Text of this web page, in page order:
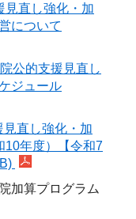
見直し強化・加
について
公的支援見直し
ジュール
見直し強化・加
10年度）【令和7
加算プログラム